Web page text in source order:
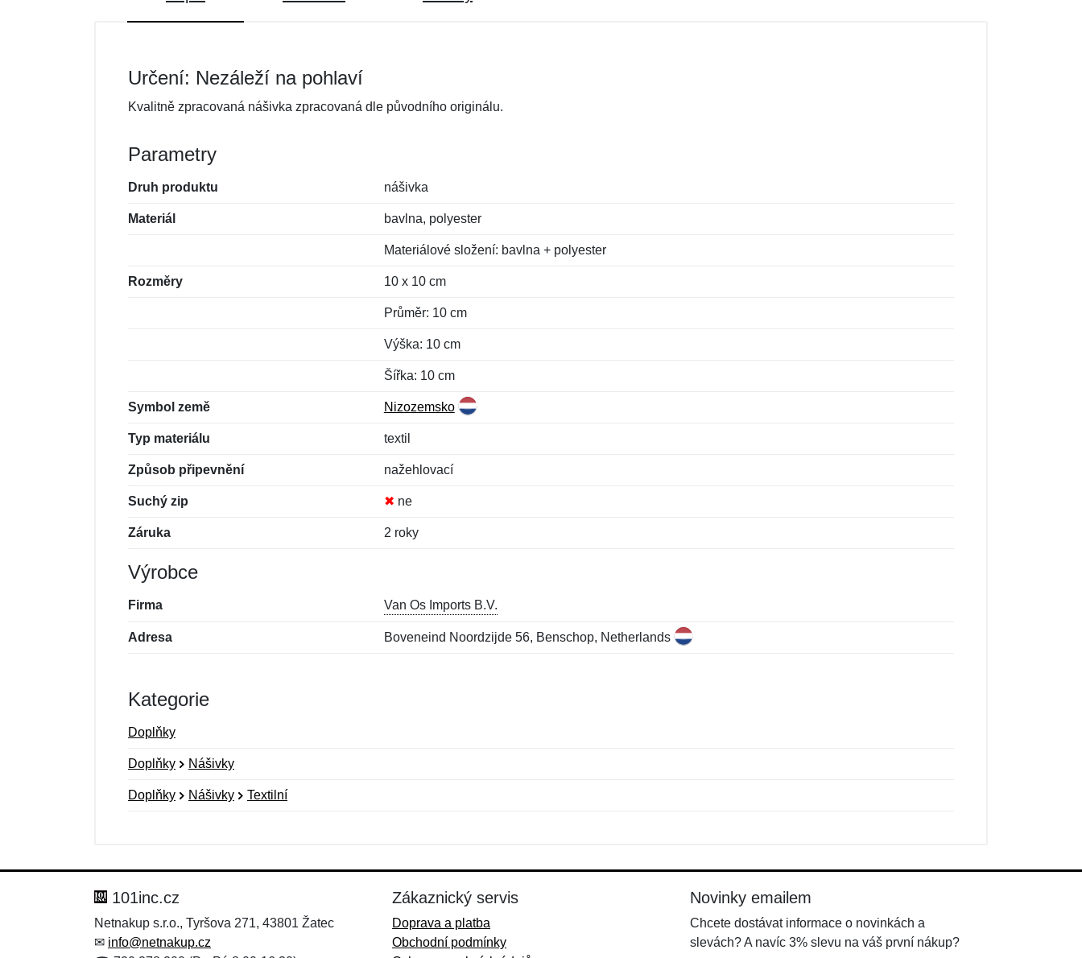
Určení: Nezáleží na pohlaví
Kvalitně zpracovaná nášivka zpracovaná dle původního originálu.
Parametry
Druh produktu nášivka
Materiál bavlna, polyester
Materiálové složení: bavlna + polyester
Rozměry 10 x 10 cm
Průměr: 10 cm
Výška: 10 cm
Šířka: 10 cm
Symbol země Nizozemsko
Typ materiálu textil
Způsob připevnění nažehlovací
Suchý zip ✖ ne
Záruka 2 roky
Výrobce
Firma Van Os Imports B.V.
Adresa Boveneind Noordzijde 56, Benschop, Netherlands
Kategorie
Doplňky
Doplňky Nášivky
Doplňky Nášivky Textilní
Zpráva*
Zpráva*
101inc.cz
Netnakup s.r.o., Tyršova 271, 43801 Žatec
✉ info@netnakup.cz
Zákaznický servis
Doprava a platba
Obchodní podmínky
Novinky emailem
Chcete dostávat informace o novinkách a
slevách? A navíc 3% slevu na váš první nákup?